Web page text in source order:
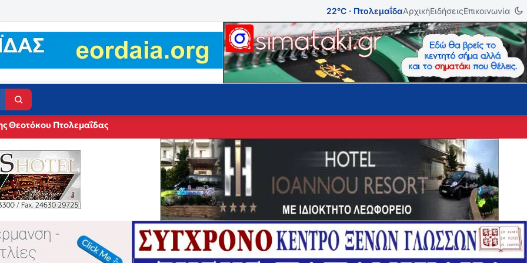
22°C · ΠτολεμαΐδαΑρχικήΕιδήσειςΕπικοινωνία
Θεοτόκου Πτολεμαΐδας